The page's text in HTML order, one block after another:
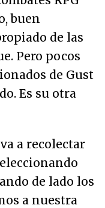
buen
de las
Pero pocos
de Gust
Es su otra
a recolectar
de lado los
a nuestra